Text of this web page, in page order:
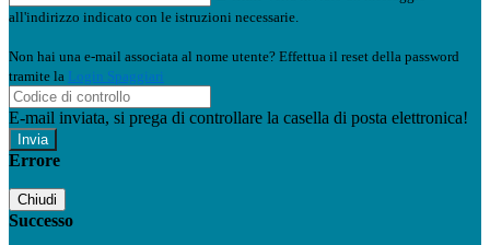
all'indirizzo indicato con le istruzioni necessarie.
Non hai una e-mail associata al nome utente? Effettua il reset della password
tramite la Login Spaggiari
E-mail inviata, si prega di controllare la casella di posta elettronica!
Errore
Chiudi
Successo